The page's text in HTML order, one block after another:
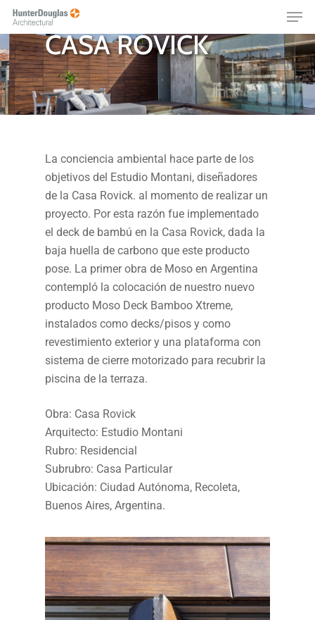
Skip
main
content
CASA RESIDENCIAL
CASA ROVICK
La conciencia ambiental hace parte de los
objetivos del Estudio Montani, diseñadores
de la Casa Rovick. al momento de realizar un
proyecto. Por esta razón fue implementado
el deck de bambú en la Casa Rovick, dada la
baja huella de carbono que este producto
pose. La primer obra de Moso en Argentina
contempló la colocación de nuestro nuevo
producto Moso Deck Bamboo Xtreme,
instalados como decks/pisos y como
revestimiento exterior y una plataforma con
sistema de cierre motorizado para recubrir la
piscina de la terraza.
Obra: Casa Rovick
Arquitecto: Estudio Montani
Rubro: Residencial
Subrubro: Casa Particular
Ubicación: Ciudad Autónoma, Recoleta,
Buenos Aires, Argentina.